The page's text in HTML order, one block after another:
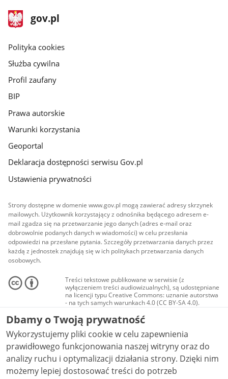
stopka
gov.pl
Strona
gov.pl
gov.pl
Polityka cookies
Służba cywilna
Profil zaufany
BIP
Prawa autorskie
Warunki korzystania
Geoportal
Deklaracja dostępności serwisu Gov.pl
Ustawienia prywatności
Strony dostępne w domenie www.gov.pl mogą zawierać adresy skrzynek
mailowych. Użytkownik korzystający z odnośnika będącego adresem e-
mail zgadza się na przetwarzanie jego danych (adres e-mail oraz
dobrowolnie podanych danych w wiadomości) w celu przesłania
odpowiedzi na przesłane pytania. Szczegóły przetwarzania danych przez
każdą z jednostek znajdują się w ich politykach przetwarzania danych
osobowych.
Treści tekstowe publikowane w serwisie (z
wyłączeniem treści audiowizualnych), są udostępniane
na licencji typu Creative Commons: uznanie autorstwa
- na tych samych warunkach 4.0 (CC BY-SA 4.0).
Materiały audiowizualne, w tym zdjęcia, materiały
audio i wideo, są udostępniane na licencji typu
Creative Commons: uznanie autorstwa użycie
niekomercyjne - bez utworów zależnych 4.0 (CC BY-
NC-ND 4.0), o ile nie jest to stwierdzone inaczej.
Dbamy o Twoją prywatność
Wykorzystujemy pliki cookie w celu zapewnienia
prawidłowego funkcjonowania naszej witryny oraz do
analizy ruchu i optymalizacji działania strony. Dzięki nim
możemy lepiej dostosować treści do potrzeb